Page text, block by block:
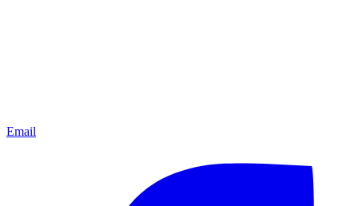
Email